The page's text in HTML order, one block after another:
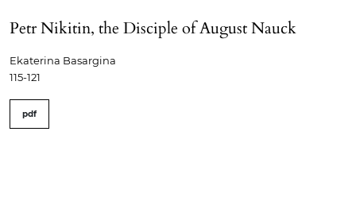
Petr Nikitin, the Disciple of August Nauck
Ekaterina Basargina
115-121
pdf